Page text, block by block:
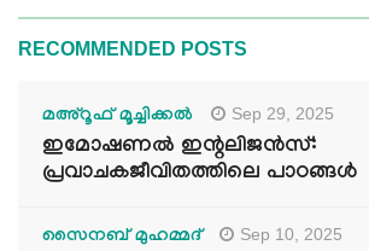
RECOMMENDED POSTS
മഅ്റൂഫ് മൂച്ചിക്കല്‍ Sep 29, 2025
ഇമോഷണൽ ഇന്റലിജൻസ്:
പ്രവാചകജീവിതത്തിലെ പാഠങ്ങൾ
സൈനബ് മുഹമ്മദ് Sep 10, 2025